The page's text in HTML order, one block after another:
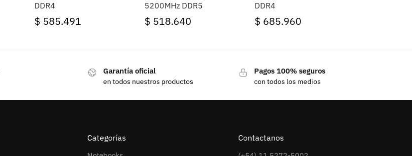
DDR4
$ 585.491
5200MHz DDR5
$ 518.640
DDR4
$ 685.960
Garantía oficial
en todos nuestros productos
Pagos 100% seguros
con todos los medios
Categorías Contactanos